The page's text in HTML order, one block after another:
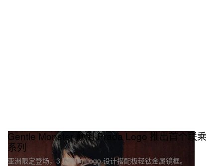
Gentle Monster 颠倒 Prada Logo 推出首个联乘
系列
亚洲限定登场，3 款侧向 Logo 设计搭配极轻钛金属镜框。